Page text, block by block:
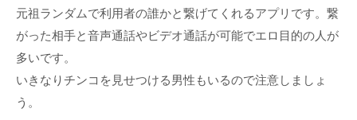
元祖ランダムで利用者の誰かと繋げてくれるアプリです。繋
がった相手と音声通話やビデオ通話が可能でエロ目的の人が
多いです。
いきなりチンコを見せつける男性もいるので注意しましょ
う。